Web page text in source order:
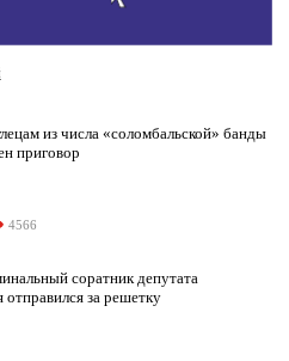
из числа «соломбальской» банды
приговор
4566
соратник депутата
за решетку